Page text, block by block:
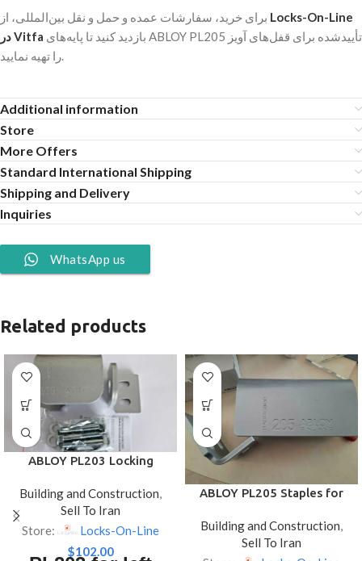
Locks-On-Line
در Vitfa
را تهیه نمایید.
Additional information
Store
More Offers
Standard International Shipping
Shipping and Delivery
Inquiries
WhatsApp us
Related products
ABLOY PL203 Locking
Left-Handed Doors
Building and Construction,
Sell To Iran
Store:
Locks-On-Line
$102.00
ABLOY PL205 Staples for
Doors
Building and Construction,
Sell To Iran